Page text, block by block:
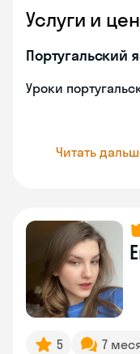
Услуги и
Португальский
Уроки
Читать
5 7